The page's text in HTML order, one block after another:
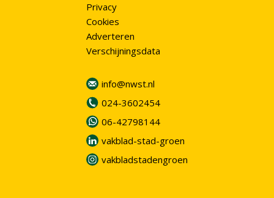
Privacy
Cookies
Adverteren
Verschijningsdata
info@nwst.nl
024-3602454
06-42798144
vakblad-stad-groen
vakbladstadengroen